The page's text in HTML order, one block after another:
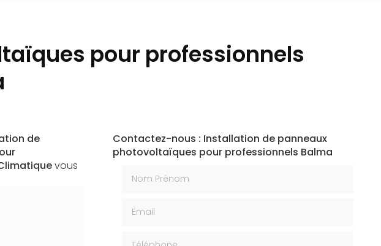
pour professionnels
de
vous
Contactez-nous : Installation de panneaux
photovoltaïques pour professionnels Balma